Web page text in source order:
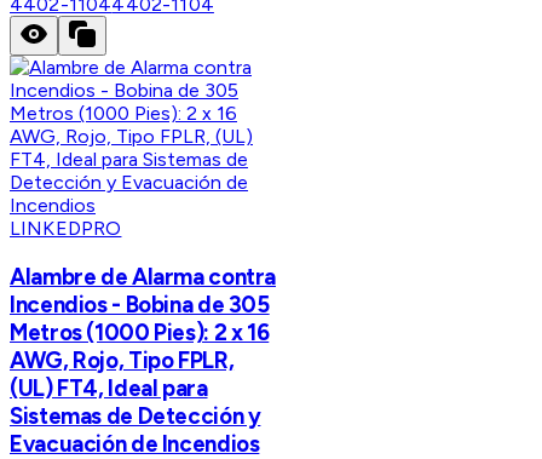
LINKEDPRO
Alambre de Alarma contra
Incendios - Bobina de 305
Metros (1000 Pies): 2 x 16
AWG, Rojo, Tipo FPLR,
(UL) FT4, Ideal para
Sistemas de Detección y
Evacuación de Incendios